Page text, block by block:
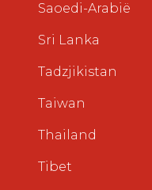
Saoedi-Arabië
Sri Lanka
Tadzjikistan
Taiwan
Thailand
Tibet